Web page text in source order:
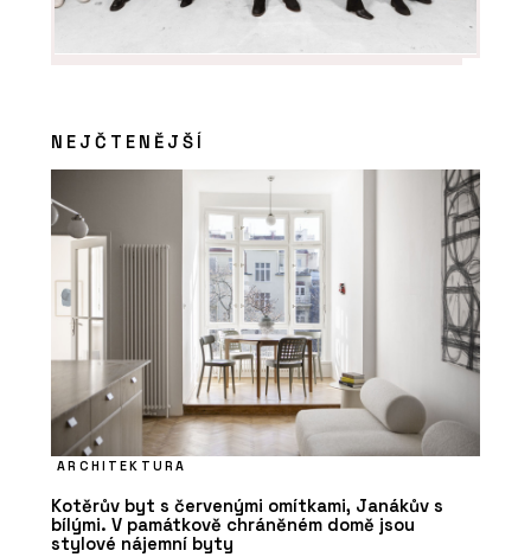
NEJČTENĚJŠÍ
ARCHITEKTURA
Kotěrův byt s červenými omítkami, Janákův s
bílými. V památkově chráněném domě jsou
stylové nájemní byty